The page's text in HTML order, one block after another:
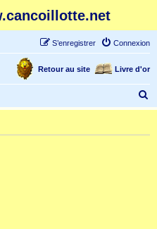
Connexion
S’enregistrer
Livre d'or
Retour au site
e